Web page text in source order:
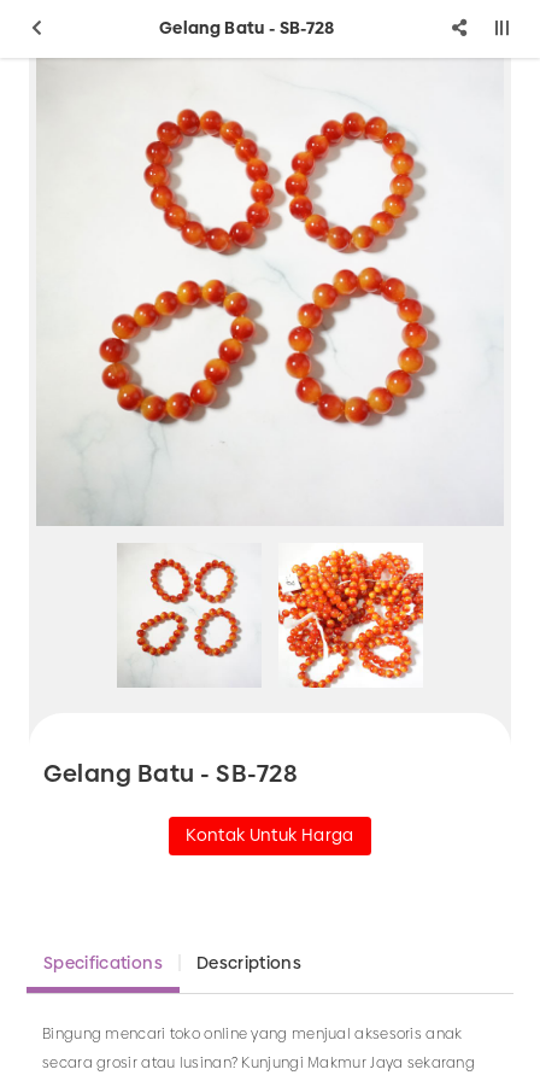
Gelang Batu - SB-728
Gelang Batu - SB-728
Kontak Untuk Harga
Specifications Descriptions
Bingung mencari toko online yang menjual aksesoris anak
secara grosir atau lusinan? Kunjungi Makmur Jaya sekarang